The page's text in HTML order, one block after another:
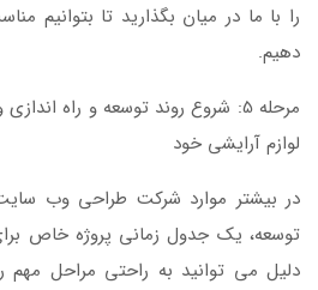
را با ما در میان بگذارید تا بتوانیم
دهیم.
مرحله 5: شروع روند توسعه و راه
لوازم آرایشی خود
در بیشتر موارد شرکت طراحی وب
توسعه، یک جدول زمانی پروژه خاص
دلیل می توانید به راحتی مراحل مهم